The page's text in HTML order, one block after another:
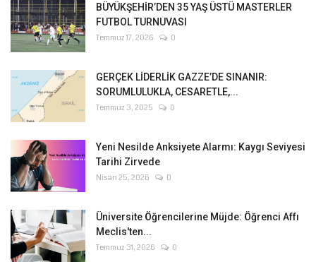
BÜYÜKŞEHİR’DEN 35 YAŞ ÜSTÜ MASTERLER
FUTBOL TURNUVASI
Temmuz 17, 2026 0
GERÇEK LİDERLİK GAZZE’DE SINANIR:
SORUMLULUKLA, CESARETLE,...
Temmuz 3, 2025 0
Yeni Nesilde Anksiyete Alarmı: Kaygı Seviyesi
Tarihi Zirvede
Nisan 25, 2026 0
Üniversite Öğrencilerine Müjde: Öğrenci Affı
Meclis'ten...
Temmuz 31, 2026 0